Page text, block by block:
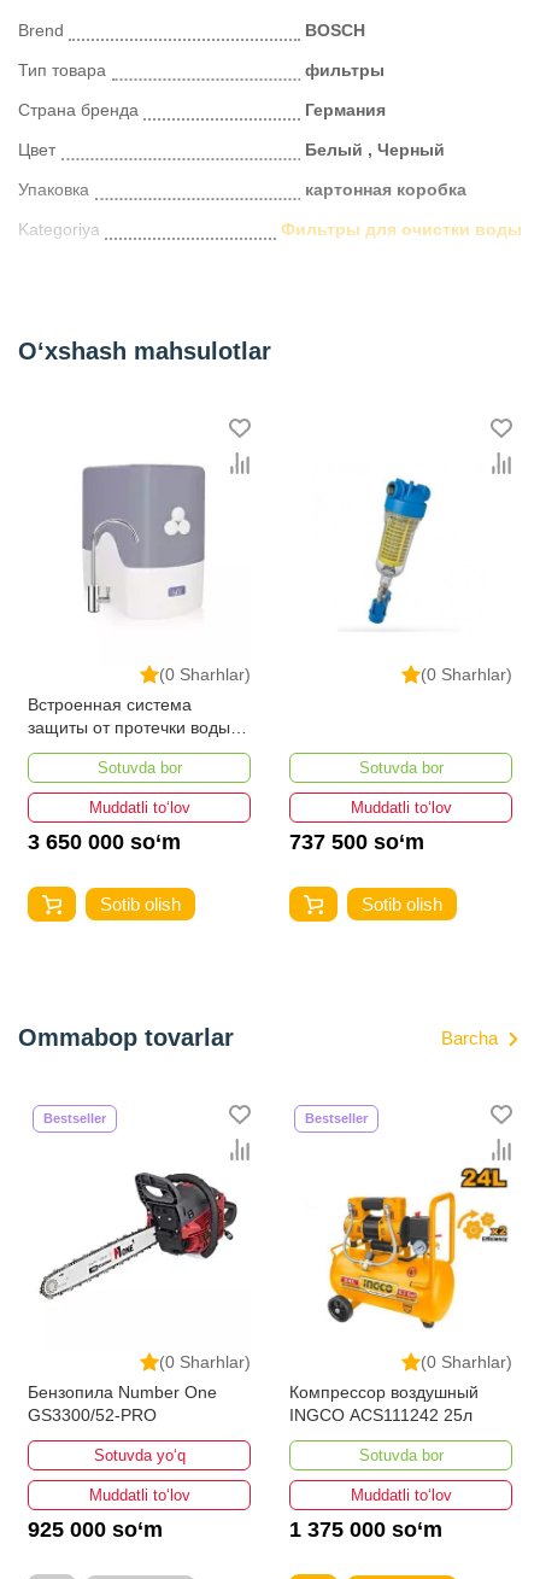
Brend BOSCH
Тип товара фильтры
Страна бренда Германия
Цвет Белый , Черный
Упаковка картонная коробка
Kategoriya Фильтры для очистки воды
O‘xshash mahsulotlar
(0 Sharhlar)
Встроенная система
защиты от протечки воды
Ecoline Premium Revent
Sotuvda bor
Muddatli to‘lov
3 650 000 so‘m
Sotib olish
(0 Sharhlar)
Sotuvda bor
Muddatli to‘lov
737 500 so‘m
Sotib olish
Ommabop tovarlar Barcha
(0 Sharhlar)
Bestseller
Бензопила Number One
GS3300/52-PRO
Sotuvda yo‘q
Muddatli to‘lov
925 000 so‘m
(0 Sharhlar)
Bestseller
Компрессор воздушный
INGCO ACS111242 25л
Sotuvda bor
Muddatli to‘lov
1 375 000 so‘m